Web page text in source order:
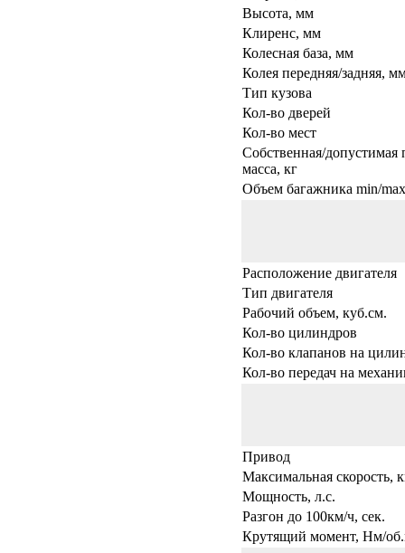
Высота, мм
Клиренс, мм
Колесная база, мм
Колея передняя/задняя,
Тип кузова
Кол-во дверей
Кол-во мест
Собственная/допустимая
масса, кг
Объем багажника min/
Расположение двигателя
Тип двигателя
Рабочий объем, куб.см.
Кол-во цилиндров
Кол-во клапанов на
Кол-во передач на
Привод
Максимальная скорость,
Мощность, л.с.
Разгон до 100км/ч, сек.
Крутящий момент, Нм/